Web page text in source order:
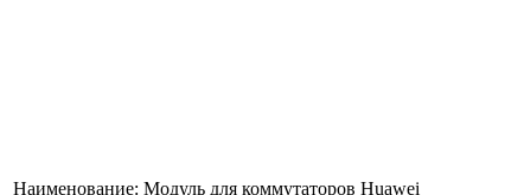
Наименование: Модуль для коммутаторов Huawei